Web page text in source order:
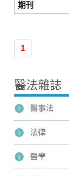
1
醫法雜誌
醫事法
法律
醫學